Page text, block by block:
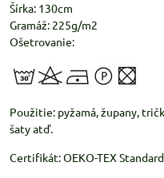
Šírka: 130cm
Gramáž: 225g/m2
Ošetrovanie:
Použitie: pyžamá, župany,
šaty atď.
Certifikát: OEKO-TEX